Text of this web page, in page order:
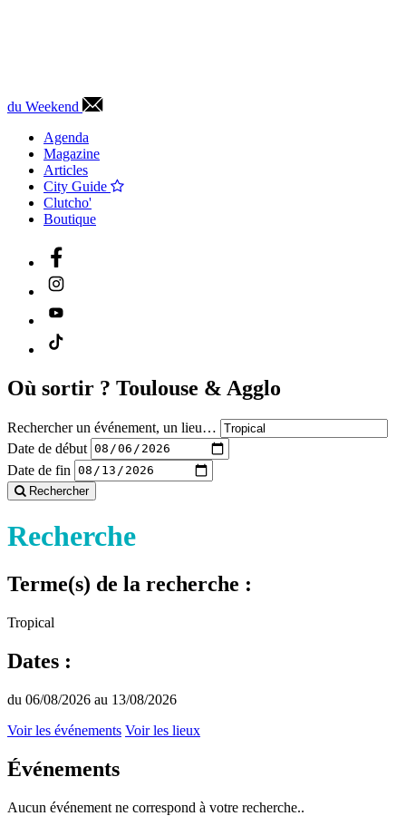
du Weekend
Agenda
Magazine
Articles
City Guide
Clutcho'
Boutique
Où sortir ? Toulouse & Agglo
Rechercher un événement, un lieu…
Date de début
Date de fin
Rechercher
Recherche
Terme(s) de la recherche :
Tropical
Dates :
du 06/08/2026 au 13/08/2026
Voir les événements Voir les lieux
Événements
Aucun événement ne correspond à votre recherche..